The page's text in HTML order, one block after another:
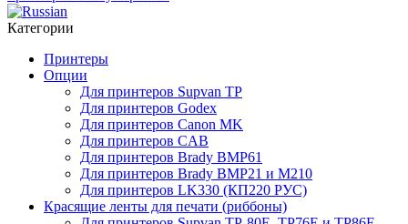
Категории
Принтеры
Опции
Для принтеров Supvan TP
Для принтеров Godex
Для принтеров Canon MK
Для принтеров CAB
Для принтеров Brady BMP61
Для принтеров Brady BMP21 и M210
Для принтеров LK330 (КП220 РУС)
Красящие ленты для печати (риббоны)